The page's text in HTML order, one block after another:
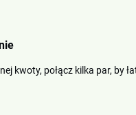
kwoty, połącz kilka par, by